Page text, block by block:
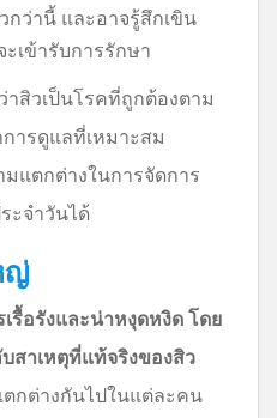
กว่านี้ และอาจรู้สึกเขิน
เข้ารับการรักษา
าสิวเป็นโรคที่ถูกต้องตาม
ารดูแลที่เหมาะสม
แตกต่างในการจัดการ
ะจำวันได้
ญ่
รื้อรังและน่าหงุดหงิด โดย
สาเหตุที่แท้จริงของสิว
กต่างกันไปในแต่ละคน